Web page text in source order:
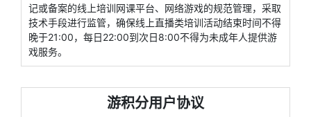
记或备案的线上培训网课平台、网络游戏的规范管理，采取
技术手段进行监管，确保线上直播类培训活动结束时间不得
晚于21:00，每日22:00到次日8:00不得为未成年人提供游
戏服务。
游积分用户协议